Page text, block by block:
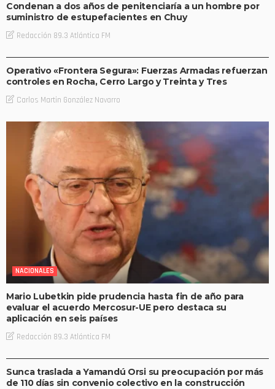
Condenan a dos años de penitenciaría a un hombre por
suministro de estupefacientes en Chuy
Redacción 89.3 Atlántica FM
Operativo «Frontera Segura»: Fuerzas Armadas refuerzan
controles en Rocha, Cerro Largo y Treinta y Tres
Carlos Martin González Navarro
NACIONALES
Mario Lubetkin pide prudencia hasta fin de año para
evaluar el acuerdo Mercosur-UE pero destaca su
aplicación en seis países
Redacción 89.3 Atlántica FM
Sunca traslada a Yamandú Orsi su preocupación por más
de 110 días sin convenio colectivo en la construcción